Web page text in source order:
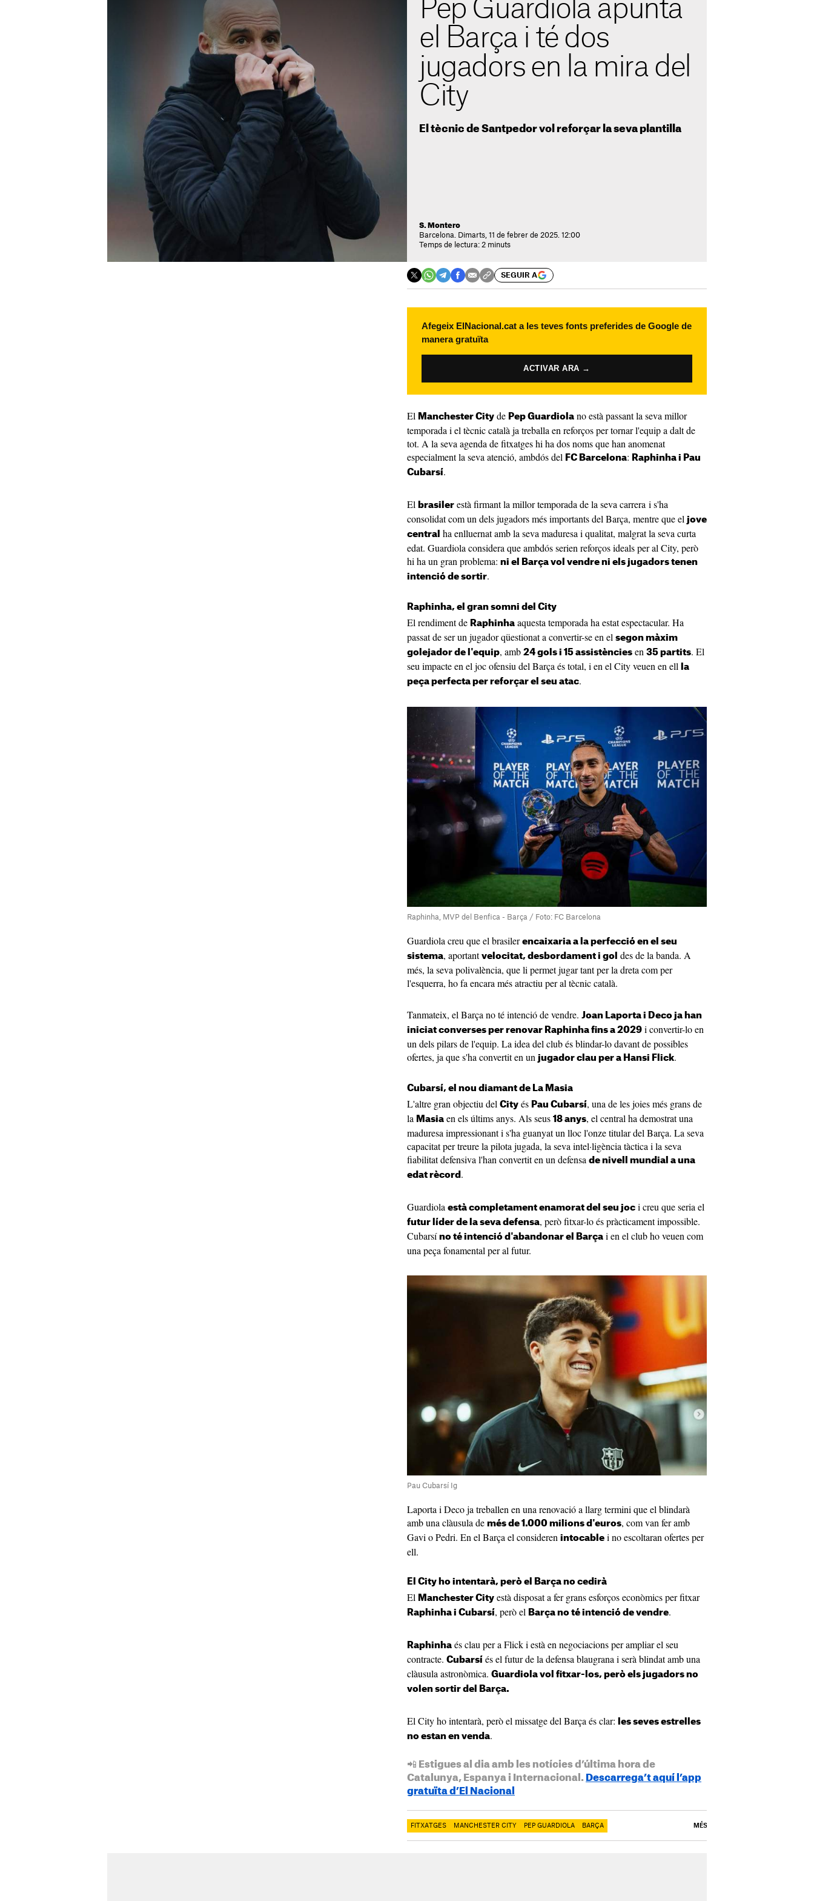
Pep Guardiola apunta
el Barça i té dos
jugadors en la mira del
City
El tècnic de Santpedor vol reforçar la seva plantilla
S. Montero
Barcelona. Dimarts, 11 de febrer de 2025. 12:00
Temps de lectura: 2 minuts
SEGUIR A
Afegeix ElNacional.cat a les teves fonts preferides de Google de
manera gratuïta
ACTIVAR ARA →
El Manchester City de Pep Guardiola no està passant la seva millor
temporada i el tècnic català ja treballa en reforços per tornar l'equip a dalt de
tot. A la seva agenda de fitxatges hi ha dos noms que han anomenat
especialment la seva atenció, ambdós del FC Barcelona: Raphinha i Pau
Cubarsí.
El brasiler està firmant la millor temporada de la seva carrera i s'ha
consolidat com un dels jugadors més importants del Barça, mentre que el jove
central ha enlluernat amb la seva maduresa i qualitat, malgrat la seva curta
edat. Guardiola considera que ambdós serien reforços ideals per al City, però
hi ha un gran problema: ni el Barça vol vendre ni els jugadors tenen
intenció de sortir.
Raphinha, el gran somni del City
El rendiment de Raphinha aquesta temporada ha estat espectacular. Ha
passat de ser un jugador qüestionat a convertir-se en el segon màxim
golejador de l'equip, amb 24 gols i 15 assistències en 35 partits. El
seu impacte en el joc ofensiu del Barça és total, i en el City veuen en ell
la
peça perfecta per reforçar el seu atac.
Raphinha, MVP del Benfica - Barça / Foto: FC Barcelona
Guardiola creu que el brasiler encaixaria a la perfecció en el seu
sistema, aportant velocitat, desbordament i gol des de la banda. A
més, la seva polivalència, que li permet jugar tant per la dreta com per
l'esquerra, ho fa encara més atractiu per al tècnic català.
Tanmateix, el Barça no té intenció de vendre. Joan Laporta i Deco ja han
iniciat converses per renovar Raphinha fins a 2029 i convertir-lo en
un dels pilars de l'equip. La idea del club és blindar-lo davant de possibles
ofertes, ja que s'ha convertit en un jugador clau per a Hansi Flick.
Cubarsí, el nou diamant de La Masia
L'altre gran objectiu del City és Pau Cubarsí, una de les joies més grans de
la Masia en els últims anys. Als seus 18 anys, el central ha demostrat una
maduresa impressionant i s'ha guanyat un lloc l'onze titular del Barça. La seva
capacitat per treure la pilota jugada, la seva intel·ligència tàctica i la seva
fiabilitat defensiva l'han convertit en un defensa de nivell mundial a una
edat rècord .
Guardiola està completament enamorat del seu joc i creu que seria el
futur líder de la seva defensa, però fitxar-lo és pràcticament impossible.
Cubarsí no té intenció d'abandonar el Barça i en el club ho veuen com
una peça fonamental per al futur.
Pau Cubarsí Ig
Laporta i Deco ja treballen en una renovació a llarg termini que el blindarà
amb una clàusula de més de 1.000 milions d'euros, com van fer amb
Gavi o Pedri. En el Barça el consideren intocable i no escoltaran ofertes per
ell.
El City ho intentarà, però el Barça no cedirà
El Manchester City està disposat a fer grans esforços econòmics per fitxar
Raphinha i Cubarsí, però el Barça no té intenció de vendre.
Raphinha és clau per a Flick i està en negociacions per ampliar el seu
contracte. Cubarsí és el futur de la defensa blaugrana i serà blindat amb una
clàusula astronòmica. Guardiola vol fitxar-los, però els jugadors no
volen sortir del Barça.
El City ho intentarà, però el missatge del Barça és clar:
les seves estrelles
no estan en venda.
📲 Estigues al dia amb les notícies d’última hora de
Catalunya, Espanya i Internacional. Descarrega’t aquí l’app
gratuïta d’El Nacional
FITXATGES MANCHESTER CITY PEP GUARDIOLA BARÇA MÉS